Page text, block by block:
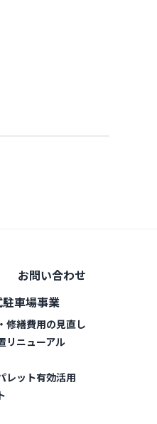
お問い合わせ
車場事業
修繕費用の見直し
リニューアル
レット有効活用